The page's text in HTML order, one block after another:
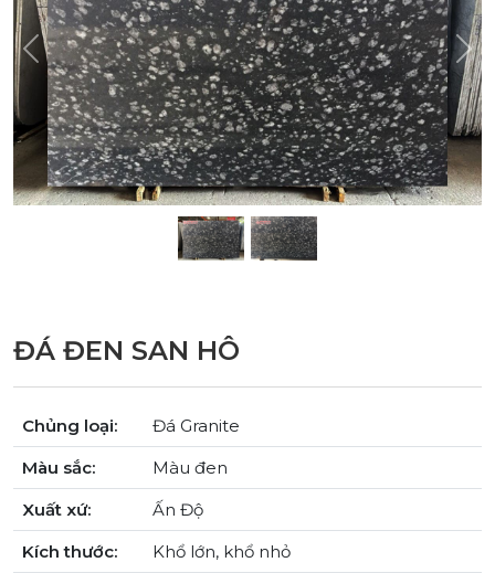
Previous
ĐÁ ĐEN SAN HÔ
Chủng loại:
Đá Granite
Màu sắc:
Màu đen
Xuất xứ:
Ấn Độ
Kích thước:
Khổ lớn, khổ nhỏ